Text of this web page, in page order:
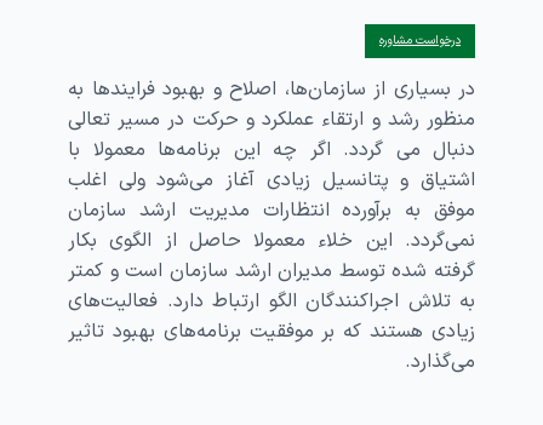
درخواست مشاوره
در بسیاری از سازمان‌ها، اصلاح و بهبود فرایندها به
منظور رشد و ارتقاء عملکرد و حرکت در مسیر تعالی
دنبال می گردد. اگر چه این برنامه‌ها معمولا با
اشتیاق و پتانسیل زیادی آغاز می‌شود ولی اغلب
موفق به برآورده انتظارات مدیریت ارشد سازمان
نمی‌گردد. این خلاء معمولا حاصل از الگوی بکار
گرفته شده توسط مدیران ارشد سازمان است و کمتر
به تلاش اجراکنندگان الگو ارتباط دارد. فعالیت‌های
زیادی هستند که بر موفقیت برنامه‌های بهبود تاثیر
می‌گذارد.